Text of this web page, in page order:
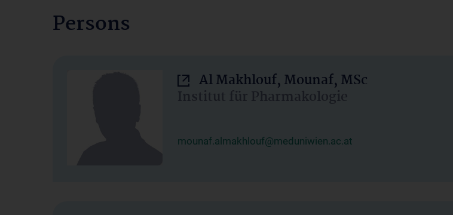
Persons
Al Makhlouf, Mounaf, MSc
Institut für Pharmakologie
mounaf.almakhlouf@meduniwien.ac.at